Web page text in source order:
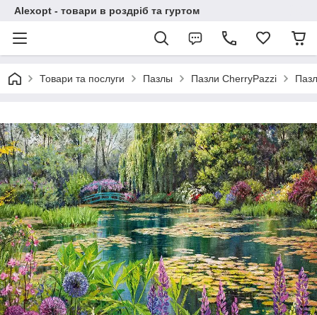
Alexopt - товари в роздріб та гуртом
Товари та послуги Пазлы Пазли CherryPazzi